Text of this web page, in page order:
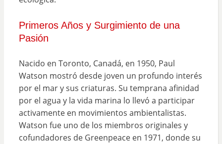
Primeros Años y Surgimiento de una
Pasión
Nacido en Toronto, Canadá, en 1950, Paul
Watson mostró desde joven un profundo interés
por el mar y sus criaturas. Su temprana afinidad
por el agua y la vida marina lo llevó a participar
activamente en movimientos ambientalistas.
Watson fue uno de los miembros originales y
cofundadores de Greenpeace en 1971, donde su